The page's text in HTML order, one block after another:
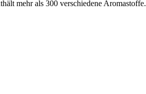
mehr als 300 verschiedene Aromastoffe.